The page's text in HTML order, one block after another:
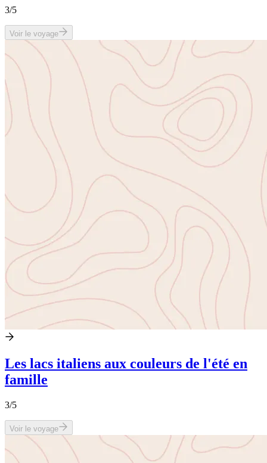
3/5
Voir le voyage
Les lacs italiens aux couleurs de l'été en
famille
3/5
Voir le voyage